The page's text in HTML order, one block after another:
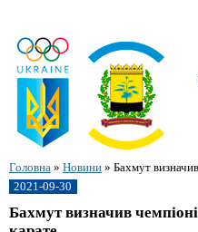
Головна » Новини » Бахмут
2021-09-30
Бахмут визначив